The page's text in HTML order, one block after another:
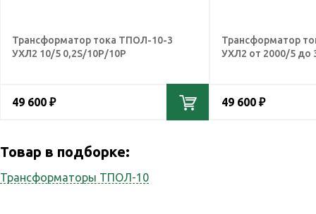
Трансформатор тока ТПОЛ-10-3
УХЛ2 10/5 0,2S/10Р/10Р
49 600 ₽
Трансформатор
УХЛ2 от 2000/5 до
49 600 ₽
Товар в подборке:
Трансформаторы ТПОЛ-10